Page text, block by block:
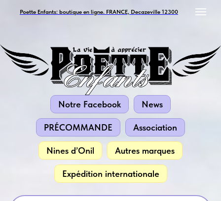
Poette Enfants: boutique en ligne. FRANCE, Decazeville 12300
Notre Facebook News
PRÉCOMMANDE Association
Nines d’Onil Autres marques
Expédition internationale